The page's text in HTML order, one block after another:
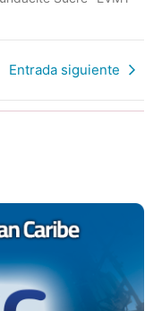
Entrada siguiente